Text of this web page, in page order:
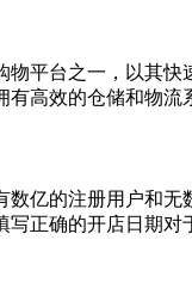
平台之一，以其
高效的仓储和物
亿的注册用户和
正确的开店日期